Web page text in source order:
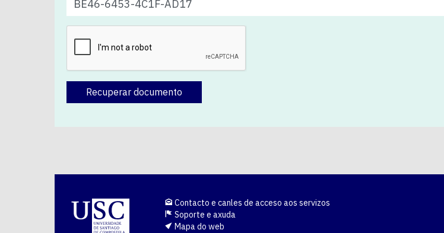
Recuperar documento
Contacto e canles de acceso aos servizos
Soporte e axuda
Mapa do web